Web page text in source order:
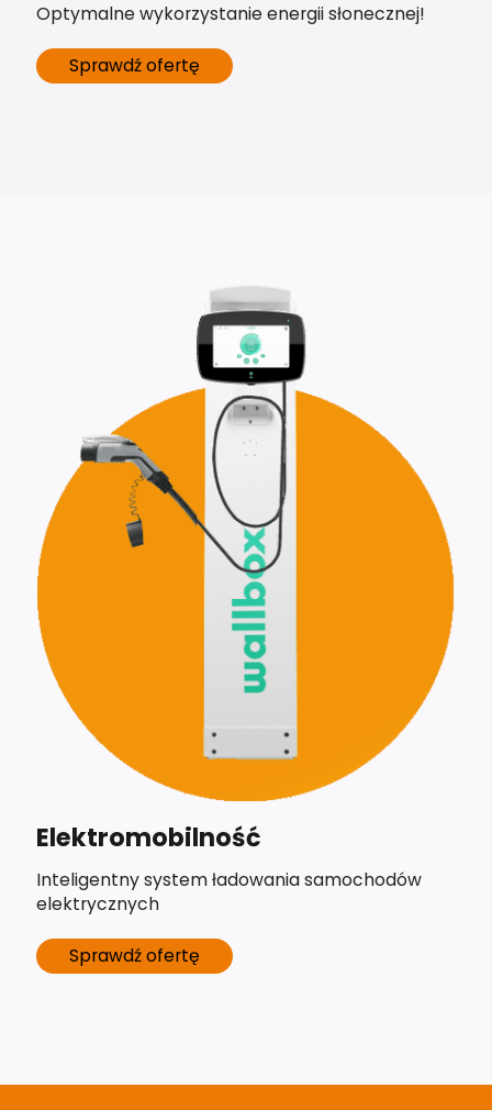
Optymalne wykorzystanie energii słonecznej!
Sprawdź ofertę
Elektromobilność
Inteligentny system ładowania samochodów
elektrycznych
Sprawdź ofertę